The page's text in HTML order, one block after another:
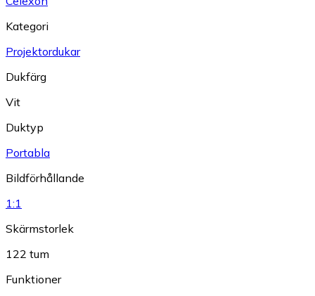
Kategori
Projektordukar
Dukfärg
Vit
Duktyp
Portabla
Bildförhållande
1:1
Skärmstorlek
122 tum
Funktioner